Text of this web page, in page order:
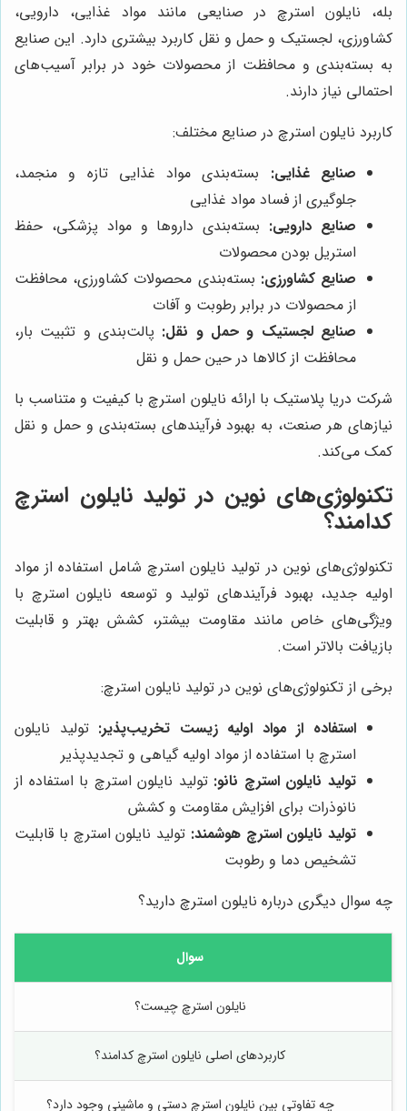
بله، نایلون استرچ در صنایعی مانند مواد غذایی، دارویی،
کشاورزی، لجستیک و حمل و نقل کاربرد بیشتری دارد. این صنایع
به بسته‌بندی و محافظت از محصولات خود در برابر آسیب‌های
احتمالی نیاز دارند.
کاربرد نایلون استرچ در صنایع مختلف:
صنایع غذایی: بسته‌بندی مواد غذایی تازه و منجمد،
جلوگیری از فساد مواد غذایی
صنایع دارویی: بسته‌بندی داروها و مواد پزشکی، حفظ
استریل بودن محصولات
صنایع کشاورزی: بسته‌بندی محصولات کشاورزی، محافظت
از محصولات در برابر رطوبت و آفات
صنایع لجستیک و حمل و نقل: پالت‌بندی و تثبیت بار،
محافظت از کالاها در حین حمل و نقل
شرکت دریا پلاستیک با ارائه نایلون استرچ با کیفیت و متناسب با
نیازهای هر صنعت، به بهبود فرآیندهای بسته‌بندی و حمل و نقل
کمک می‌کند.
تکنولوژی‌های نوین در تولید نایلون استرچ
کدامند؟
تکنولوژی‌های نوین در تولید نایلون استرچ شامل استفاده از مواد
اولیه جدید، بهبود فرآیندهای تولید و توسعه نایلون استرچ با
ویژگی‌های خاص مانند مقاومت بیشتر، کشش بهتر و قابلیت
بازیافت بالاتر است.
برخی از تکنولوژی‌های نوین در تولید نایلون استرچ:
استفاده از مواد اولیه زیست تخریب‌پذیر: تولید نایلون
استرچ با استفاده از مواد اولیه گیاهی و تجدیدپذیر
تولید نایلون استرچ نانو: تولید نایلون استرچ با استفاده از
نانوذرات برای افزایش مقاومت و کشش
تولید نایلون استرچ هوشمند: تولید نایلون استرچ با قابلیت
تشخیص دما و رطوبت
چه سوال دیگری درباره نایلون استرچ دارید؟
سوال
نایلون استرچ چیست؟
کاربردهای اصلی نایلون استرچ کدامند؟
چه تفاوتی بین نایلون استرچ دستی و ماشینی وجود دارد؟